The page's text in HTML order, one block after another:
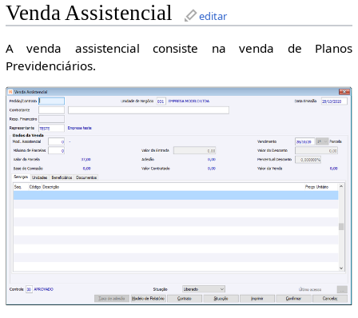
Venda Assistencial editar
A venda assistencial consiste na venda de Planos
Previdenciários.